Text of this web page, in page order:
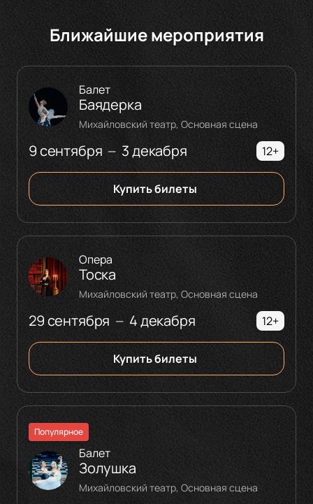
Ближайшие мероприятия
9 сентября — 3 декабря
Балет
Баядерка
Михайловский театр, Основная сцена
12+
Купить билеты
29 сентября — 4 декабря
Опера
Тоска
Михайловский театр, Основная сцена
12+
Купить билеты
Популярное
Балет
Золушка
Михайловский театр, Основная сцена